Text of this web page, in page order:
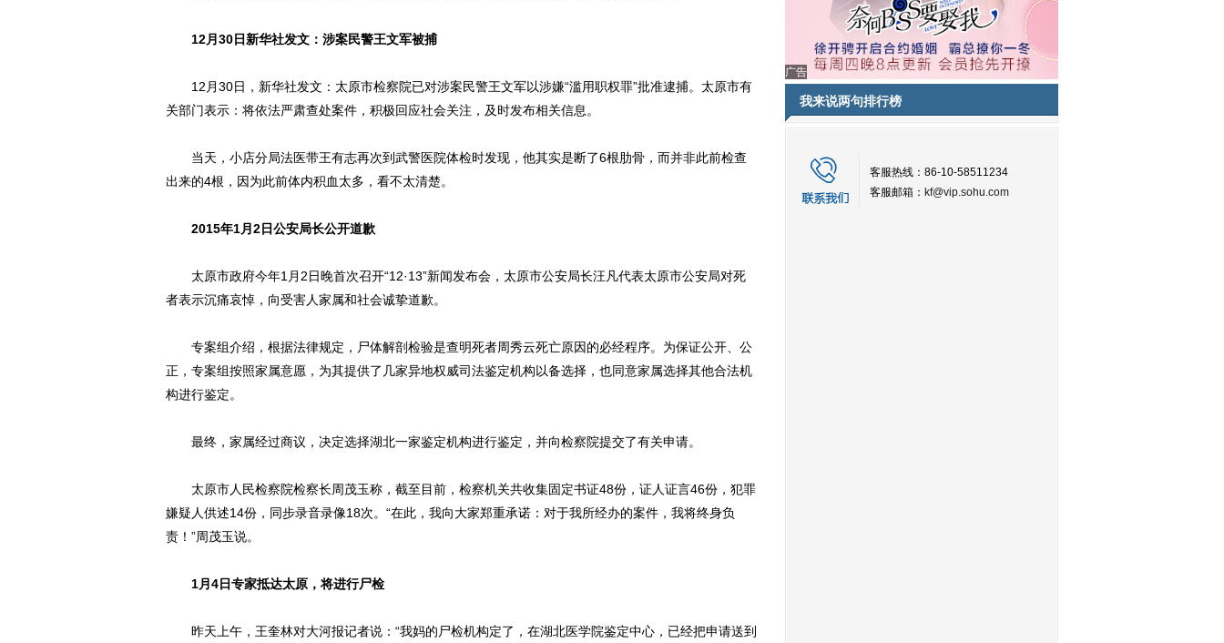
12月30日新华社发文：涉案民警王文军被捕
12月30日，新华社发文：太原市检察院已对涉案民警王文军以涉嫌“滥用职权罪”批准逮捕。太原市有
关部门表示：将依法严肃查处案件，积极回应社会关注，及时发布相关信息。
当天，小店分局法医带王有志再次到武警医院体检时发现，他其实是断了6根肋骨，而并非此前检查
出来的4根，因为此前体内积血太多，看不太清楚。
2015年1月2日公安局长公开道歉
太原市政府今年1月2日晚首次召开“12·13”新闻发布会，太原市公安局长汪凡代表太原市公安局对死
者表示沉痛哀悼，向受害人家属和社会诚挚道歉。
专案组介绍，根据法律规定，尸体解剖检验是查明死者周秀云死亡原因的必经程序。为保证公开、公
正，专案组按照家属意愿，为其提供了几家异地权威司法鉴定机构以备选择，也同意家属选择其他合法机
构进行鉴定。
最终，家属经过商议，决定选择湖北一家鉴定机构进行鉴定，并向检察院提交了有关申请。
太原市人民检察院检察长周茂玉称，截至目前，检察机关共收集固定书证48份，证人证言46份，犯罪
嫌疑人供述14份，同步录音录像18次。“在此，我向大家郑重承诺：对于我所经办的案件，我将终身负
责！”周茂玉说。
1月4日专家抵达太原，将进行尸检
昨天上午，王奎林对大河报记者说：“我妈的尸检机构定了，在湖北医学院鉴定中心，已经把申请送到
广告
我来说两句排行榜
客服热线：86-10-58511234
客服邮箱： kf@vip.sohu.com